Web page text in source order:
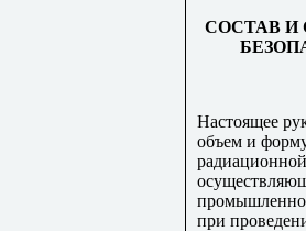
СОСТАВ И
Настоящее
объем и
при